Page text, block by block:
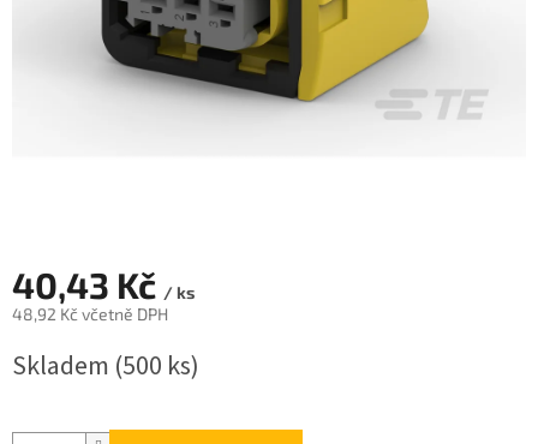
40,43 Kč / ks
48,92 Kč včetně DPH
cena:
Skladem (500 ks)